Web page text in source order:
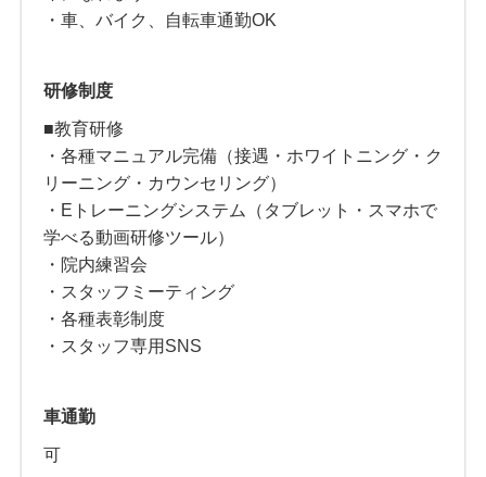
・車、バイク、自転車通勤OK
研修制度
■教育研修
・各種マニュアル完備（接遇・ホワイトニング・ク
リーニング・カウンセリング）
・Eトレーニングシステム（タブレット・スマホで
学べる動画研修ツール）
・院内練習会
・スタッフミーティング
・各種表彰制度
・スタッフ専用SNS
車通勤
可